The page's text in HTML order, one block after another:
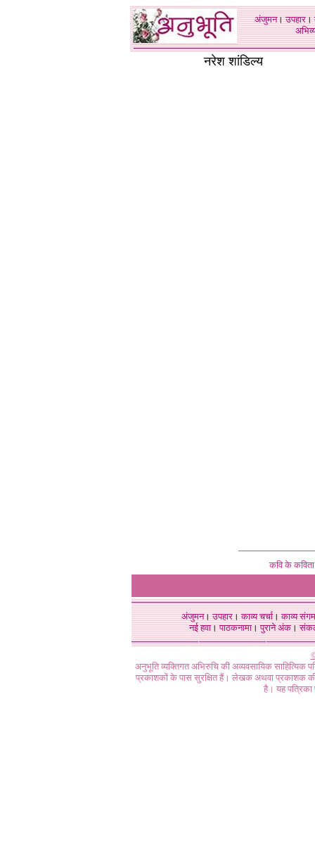
अंजुमन।उपहार।
नरेश शांडिल्य
कवि के
अंजुमन।उपहार।काव्य चर्चा।काव्य संगम
नई हवा। पाठकनामा। पुराने अंक।
अनुभूति व्यक्तिगत अभिरुचि की अव्यवसायिक
प्रकाशकों के पास सुरक्षित हैं। लेखक अथवा प्रकाशक की
है। यह पत्रिका